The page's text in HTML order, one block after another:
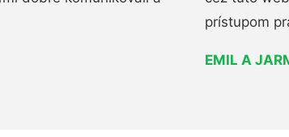
prístupom
EMIL A